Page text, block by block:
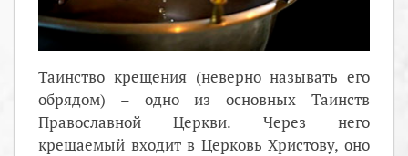
Таинство крещения (неверно называть его
обрядом) – одно из основных Таинств
Православной Церкви. Через него
крещаемый входит в Церковь Христову, оно